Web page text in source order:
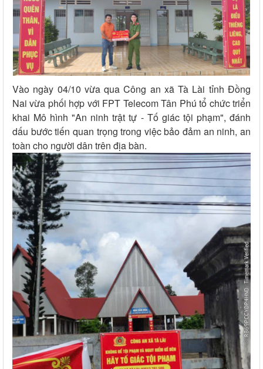
Vào ngày 04/10 vừa qua Công an xã Tà Lài tỉnh Đồng
Nai vừa phối hợp với FPT Telecom Tân Phú tổ chức triển
khai Mô hình "An ninh trật tự - Tố giác tội phạm", đánh
dấu bước tiến quan trọng trong việc bảo đảm an ninh, an
toàn cho người dân trên địa bàn.